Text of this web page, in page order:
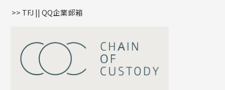
嘴唇鏈系列
S車花鏈系列
珍珠鏈系列
坦克鏈系列
滿天星鏈系列
星座吊墜
珠扣
>> TFJ || QQ企業郵箱